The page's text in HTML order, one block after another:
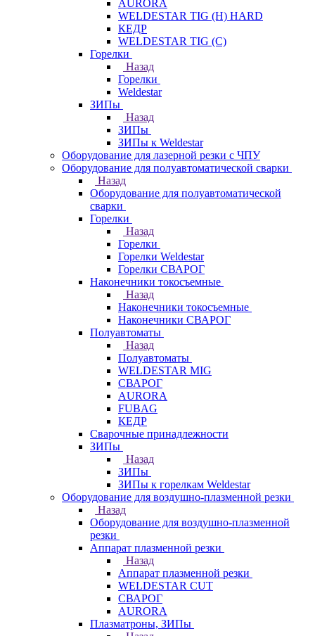
AURORA
WELDESTAR TIG (H) HARD
КЕДР
WELDESTAR TIG (С)
Горелки
Назад
Горелки
Weldestar
ЗИПы
Назад
ЗИПы
ЗИПы к Weldestar
Оборудование для лазерной резки с ЧПУ
Оборудование для полуавтоматической сварки
Назад
Оборудование для полуавтоматической
сварки
Горелки
Назад
Горелки
Горелки Weldestar
Горелки СВАРОГ
Наконечники токосъемные
Назад
Наконечники токосъемные
Наконечники СВАРОГ
Полуавтоматы
Назад
Полуавтоматы
WELDESTAR MIG
СВАРОГ
AURORA
FUBAG
КЕДР
Сварочные принадлежности
ЗИПы
Назад
ЗИПы
ЗИПы к горелкам Weldestar
Оборудование для воздушно-плазменной резки
Назад
Оборудование для воздушно-плазменной
резки
Аппарат плазменной резки
Назад
Аппарат плазменной резки
WELDESTAR CUT
СВАРОГ
AURORA
Плазматроны, ЗИПы